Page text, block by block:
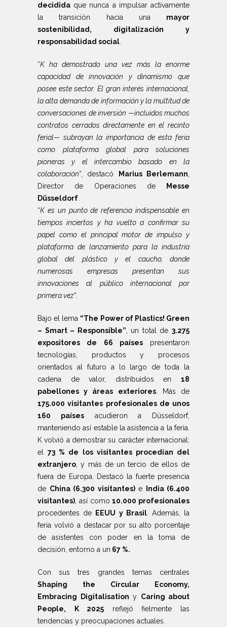
decidida que nunca a impulsar activamente
la transición hacia una mayor
sostenibilidad, digitalización y
responsabilidad social
“K ha demostrado una vez más la enorme
capacidad de innovación y dinamismo que
posee este sector. El gran interés internacional,
la alta demanda de información y la multitud de
conversaciones de inversión —incluidos muchos
contratos cerrados directamente en el recinto
ferial— subrayan la importancia de esta feria
como plataforma global para soluciones
pioneras y el intercambio basado en la
colaboración”, destacó Marius Berlemann
Director de Operaciones de
Messe
Düsseldorf
“K es un punto de referencia indispensable en
tiempos inciertos y ha vuelto a confirmar su
papel como el principal motor de impulso y
plataforma de lanzamiento para la industria
global del plástico y el caucho, donde
numerosas empresas presentan sus
innovaciones al público internacional por
primera vez”.
Bajo el lema “The Power of Plastics! Green
– Smart – Responsible” , un total de3.275
expositores de 66 paísespresentaron
tecnologías, productos y procesos
orientados al futuro a lo largo de toda la
cadena de valor, distribuidos en 18
pabellones y áreas exteriores. Más de
175.000 visitantes profesionales de unos
160 paísesacudieron a Düsseldorf,
manteniendo así estable la asistencia a la feria.
K volvió a demostrar su carácter internacional:
el73 % de los visitantes procedían del
extranjero , y más de un tercio de ellos de
fuera de Europa. Destacó la fuerte presencia
de China (6.300 visitantes)e
India (6.400
visitantes) , así como10.000 profesionales
procedentes de
EEUU y Brasil. Además, la
feria volvió a destacar por su alto porcentaje
de asistentes con poder en la toma de
decisión, entorno a un 67 %.
Con sus tres grandes temas centrales
Shaping the Circular Economy,
Embracing Digitalisation y Caring about
People,
K 2025 reflejó fielmente las
tendencias y preocupaciones actuales.